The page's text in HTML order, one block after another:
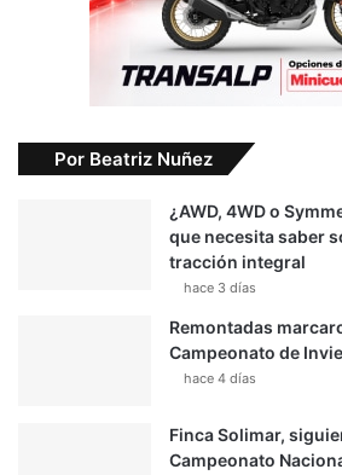
Por Beatriz Nuñez
¿AWD, 4WD o
que necesita saber
tracción integral
hace 3 días
Remontadas
Campeonato de
hace 4 días
Finca Solimar,
Campeonato